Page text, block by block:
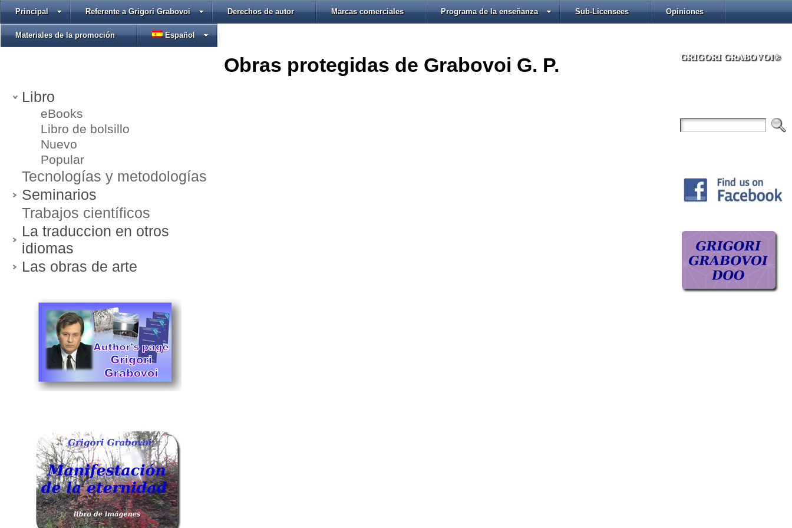
Principal Referente a Grigori Grabovoi Derechos de autor Marcas comerciales Programa de la enseñanza Sub-Licensees Opiniones
Materiales de la promoción Español
Libro
eBooks
Libro de bolsillo
Nuevo
Popular
Tecnologías y metodologías
Seminarios
Trabajos científicos
La traduccion en otros
idiomas
Las obras de arte
Obras protegidas de Grabovoi G. P. GRIGORI GRABOVOI®